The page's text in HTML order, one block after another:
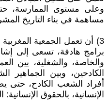
وعلى مستوى الممارسة،
مساهمة في بناء التاريخ
3) أن تعمل الجمعية
برامج هادفة، تسعى إلى
والخاصة، والشغلية، بين
الكادحين، وبين الجماهير
أفراد الشعب الكادح، حتى
الإنسانية، بالحقوق